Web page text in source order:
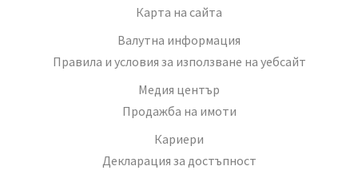
Карта на сайта
Валутна информация
Правила и условия за използване на уебсайт
Медия център
Продажба на имоти
Кариери
Декларация за достъпност